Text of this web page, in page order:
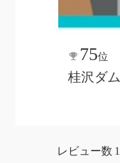
75位
桂沢ダム
1